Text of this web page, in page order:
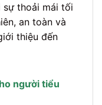
sự thoải mái tối
an toàn và
thiệu đến
người tiểu